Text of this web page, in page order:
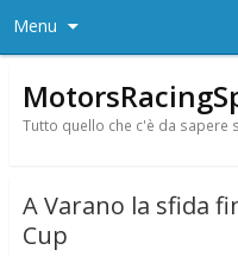
Menu
Tutto quello che c'è da sapere
A Varano la sfida
Cup